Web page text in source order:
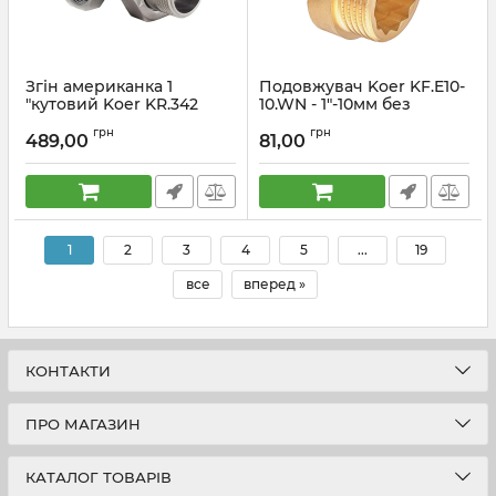
Згін американка 1
"кутовий Koer KR.342
Артикул: KR0144
489,00 грн
Подовжувач Koer KF.E10-
10.WN - 1"-10мм без
Артикул:
81,00 грн
1 2 3 4 5 ... 19
все вперед »
КОНТАКТИ
ПРО МАГАЗИН
КАТАЛОГ ТОВАРІВ